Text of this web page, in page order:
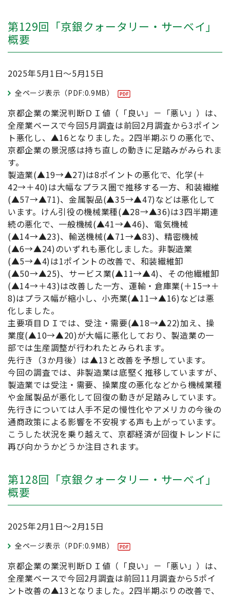
第129回「京銀クォータリー・サーベイ」
概要
2025年5月1日～5月15日
全ページ表示（PDF:0.9MB）
京都企業の業況判断ＤＩ値（「良い」－「悪い」）は、
全産業ベースで今回5月調査は前回2月調査から3ポイン
ト悪化し、▲16となりました。2四半期ぶりの悪化で、
京都企業の景況感は持ち直しの動きに足踏みがみられま
す。
製造業(▲19→▲27)は8ポイントの悪化で、化学(＋
42→＋40)は大幅なプラス圏で推移する一方、和装繊維
(▲57→▲71)、金属製品(▲35→▲47)などは悪化して
います。けん引役の機械業種(▲28→▲36)は3四半期連
続の悪化で、一般機械(▲41→▲46)、電気機械
(▲14→▲23)、輸送機械(▲71→▲83)、精密機械
(▲6→▲24)のいずれも悪化しました。非製造業
(▲5→▲4)は1ポイントの改善で、和装繊維卸
(▲50→▲25)、サービス業(▲11→▲4)、その他繊維卸
(▲14→＋43)は改善した一方、運輸・倉庫業(＋15→＋
8)はプラス幅が縮小し、小売業(▲11→▲16)などは悪
化しました。
主要項目ＤＩでは、受注・需要(▲18→▲22)加え、操
業度(▲10→▲20)が大幅に悪化しており、製造業の一
部では生産調整が行われたとみられます。
先行き（3か月後）は▲13と改善を予想しています。
今回の調査では、非製造業は底堅く推移していますが、
製造業では受注・需要、操業度の悪化などから機械業種
や金属製品が悪化して回復の動きが足踏みしています。
先行きについては人手不足の慢性化やアメリカの今後の
通商政策による影響を不安視する声も上がっています。
こうした状況を乗り越えて、京都経済が回復トレンドに
再び向かうかどうか注目されます。
第128回「京銀クォータリー・サーベイ」
概要
2025年2月1日～2月15日
全ページ表示（PDF:0.9MB）
京都企業の業況判断ＤＩ値（「良い」－「悪い」）は、
全産業ベースで今回2月調査は前回11月調査から5ポイ
ント改善の▲13となりました。2四半期ぶりの改善で、